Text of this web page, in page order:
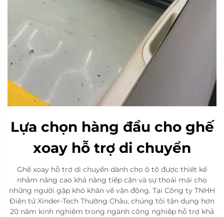
Lựa chọn hàng đầu cho ghế
xoay hỗ trợ di chuyển
Ghế xoay hỗ trợ di chuyển dành cho ô tô được thiết kế
nhằm nâng cao khả năng tiếp cận và sự thoải mái cho
những người gặp khó khăn về vận động. Tại Công ty TNHH
Điện tử Xinder-Tech Thường Châu, chúng tôi tận dụng hơn
20 năm kinh nghiệm trong ngành công nghiệp hỗ trợ khả